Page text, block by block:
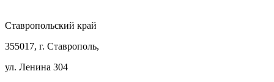
Ставропольский край
355017, г. Ставрополь,
ул. Ленина 304